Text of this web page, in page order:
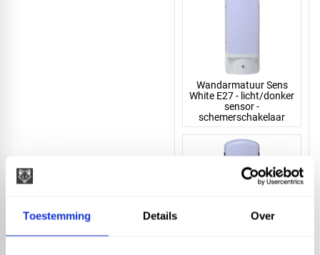
Toestemming Details Over
Wandarmatuur Sens
White E27 - licht/donker
sensor -
schemerschakelaar